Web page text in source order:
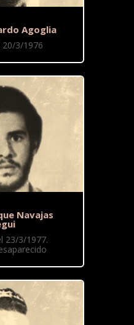
Agoglia
20/3/1976
Navajas
23/3/1977.